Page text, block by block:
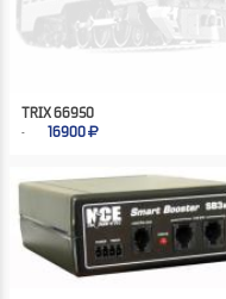
TRIX 66950
16900